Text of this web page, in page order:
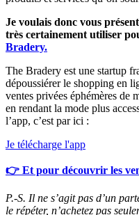
Je voulais donc vous
très certainement utiliser
Bradery.
The Bradery est une startup
dépoussiérer le shopping en
ventes privées éphémères de
en rendant la mode plus
l’app, c’est par ici :
Je télécharge l'app
👉 Et pour découvrir les
P.-S. Il ne s’agit pas d’un
le répéter, n’achetez pas